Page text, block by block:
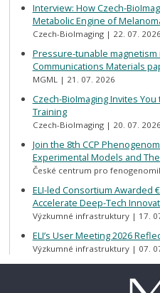
Interview: How Czech-
Metabolic Engine of
Czech-BioImaging 22. 07. 2026
Pressure-tunable
Communications Materials
MGML 21. 07. 2026
Czech-BioImaging Invites
Training
Czech-BioImaging 20. 07. 2026
Join the 8th CCP
Experimental Models and
České centrum pro
ELI-led Consortium Awarded
Accelerate Deep-Tech
Výzkumné infrastruktury 17.
ELI’s User Meeting 2026
Výzkumné infrastruktury 07.